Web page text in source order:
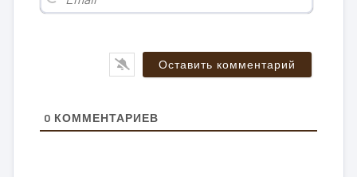
0 КОММЕНТАРИЕВ